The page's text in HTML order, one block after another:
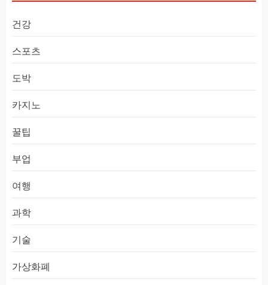
건강
스포츠
도박
카지노
꿀팁
부업
여행
과학
기술
가상화폐